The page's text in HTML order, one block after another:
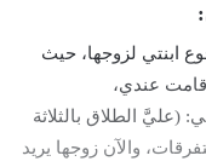
ابنتي لزوجها، حيث
عندي،
الطلاق بالثلاثة
والآن زوجها يريد